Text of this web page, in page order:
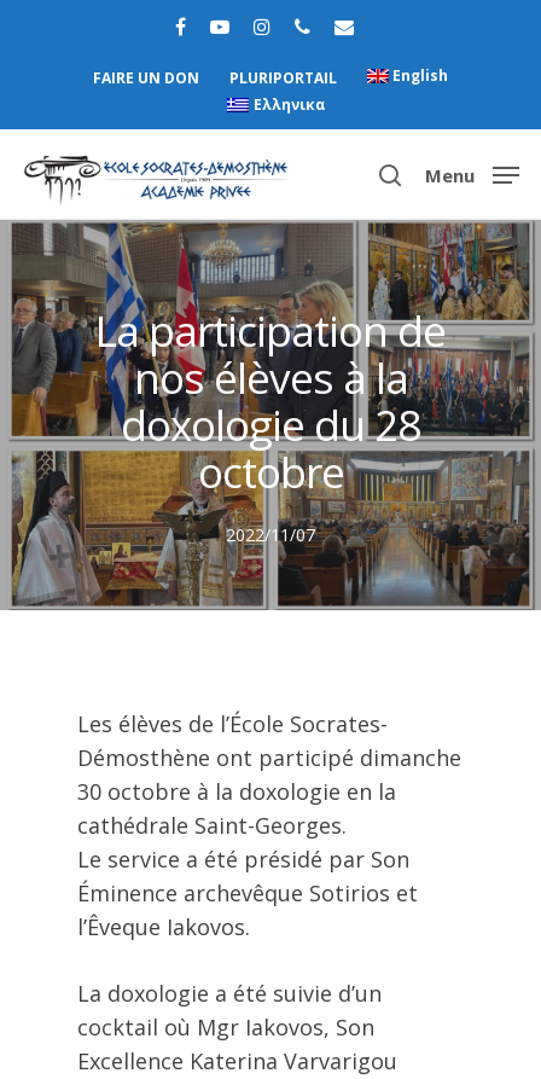
FAIRE UN DON PLURIPORTAIL
English
Ελληνικα
Hit enter to search or ESC to close
Menu
La participation de
nos élèves à la
doxologie du 28
octobre
2022/11/07
Les élèves de l’École Socrates-
Démosthène ont participé dimanche
30 octobre à la doxologie en la
cathédrale Saint-Georges.
Le service a été présidé par Son
Éminence archevêque Sotirios et
l’Êveque Iakovos.
La doxologie a été suivie d’un
cocktail où Mgr Iakovos, Son
Excellence Katerina Varvarigou